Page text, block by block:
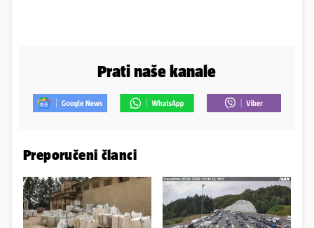
Prati naše kanale
Preporučeni članci